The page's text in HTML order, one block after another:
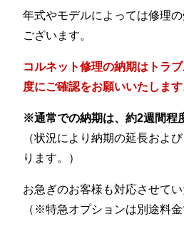
年式やモデルによっては修理
ございます。
コルネット修理の納期はトラ
度にご確認をお願いいたします
※通常での納期は、約2週間程
（状況により納期の延長およ
ります。）
お急ぎのお客様も対応させてい
（※特急オプションは別途料金